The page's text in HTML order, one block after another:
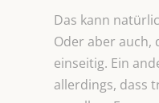
Das kann
Oder aber auch,
einseitig. Ein
allerdings, dass